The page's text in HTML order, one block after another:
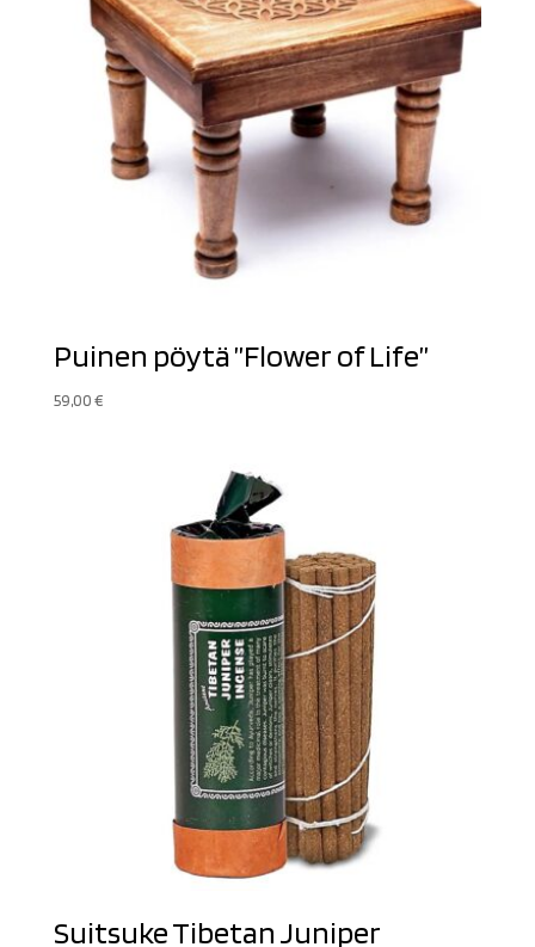
Puinen pöytä ”Flower of Life”
59,00€
Suitsuke Tibetan Juniper